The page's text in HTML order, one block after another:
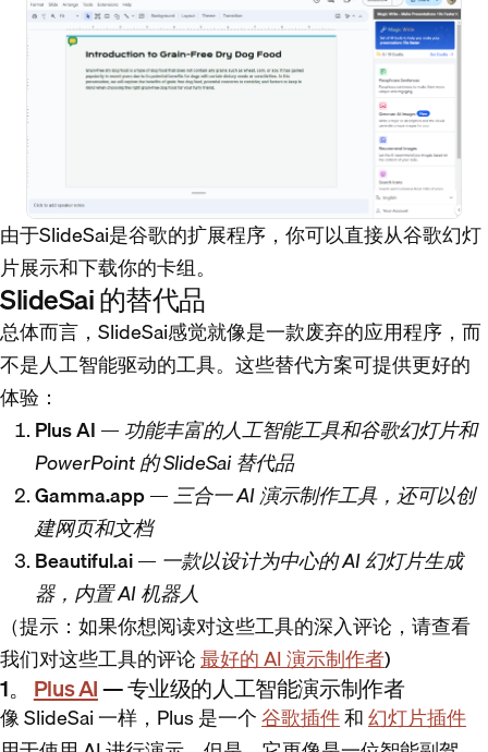
由于SlideSai是谷歌的扩展程序，你可以直接从谷歌幻灯
片展示和下载你的卡组。
SlideSai 的替代品
总体而言，SlideSai感觉就像是一款废弃的应用程序，而
不是人工智能驱动的工具。这些替代方案可提供更好的
体验：
Plus AI — 功能丰富的人工智能工具和谷歌幻灯片和
PowerPoint 的 SlideSai 替代品
Gamma.app—三合一 AI 演示制作工具，还可以创
建网页和文档
Beautiful.ai— 一款以设计为中心的 AI 幻灯片生成
器，内置 AI 机器人
（提示：如果你想阅读对这些工具的深入评论，请查看
我们对这些工具的评论最好的 AI 演示制作者)
1。 Plus AI— 专业级的人工智能演示制作者
像 SlideSai 一样，Plus 是一个谷歌插件和幻灯片插件